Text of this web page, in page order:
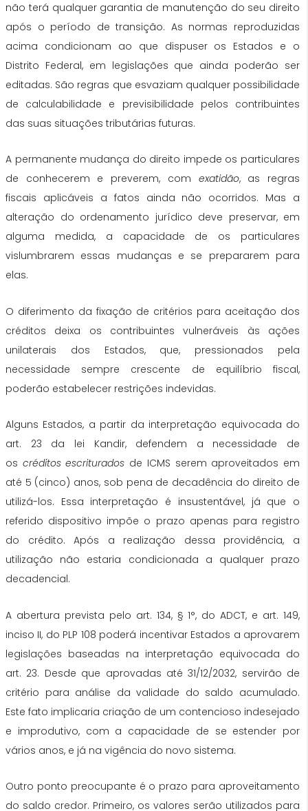
não terá qualquer garantia de manutenção do seu direito
após o período de transição. As normas reproduzidas
acima condicionam ao que dispuser os Estados e o
Distrito Federal, em legislações que ainda poderão ser
editadas. São regras que esvaziam qualquer possibilidade
de calculabilidade e previsibilidade pelos contribuintes
das suas situações tributárias futuras.
A permanente mudança do direito impede os particulares
de conhecerem e preverem, com exatidão, as regras
fiscais aplicáveis a fatos ainda não ocorridos. Mas a
alteração do ordenamento jurídico deve preservar, em
alguma medida, a capacidade de os particulares
vislumbrarem essas mudanças e se prepararem para
elas.
O diferimento da fixação de critérios para aceitação dos
créditos deixa os contribuintes vulneráveis às ações
unilaterais dos Estados, que, pressionados pela
necessidade sempre crescente de equilíbrio fiscal,
poderão estabelecer restrições indevidas.
Alguns Estados, a partir da interpretação equivocada do
art. 23 da lei Kandir, defendem a necessidade de
os créditos escriturados de ICMS serem aproveitados em
até 5 (cinco) anos, sob pena de decadência do direito de
utilizá-los. Essa interpretação é insustentável, já que o
referido dispositivo impõe o prazo apenas para registro
do crédito. Após a realização dessa providência, a
utilização não estaria condicionada a qualquer prazo
decadencial.
A abertura prevista pelo art. 134, § 1°, do ADCT, e art. 149,
inciso II, do PLP 108 poderá incentivar Estados a aprovarem
legislações baseadas na interpretação equivocada do
art. 23. Desde que aprovadas até 31/12/2032, servirão de
critério para análise da validade do saldo acumulado.
Este fato implicaria criação de um contencioso indesejado
e improdutivo, com a capacidade de se estender por
vários anos, e já na vigência do novo sistema.
Outro ponto preocupante é o prazo para aproveitamento
do saldo credor. Primeiro, os valores serão utilizados para